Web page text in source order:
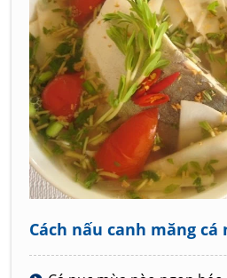
Cách nấu canh măng